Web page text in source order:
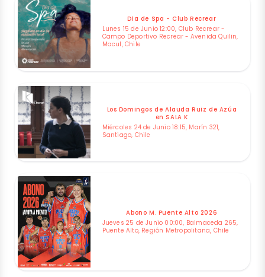
Dia de Spa - Club Recrear
Lunes 15 de Junio 12:00, Club Recrear -
Campo Deportivo Recrear - Avenida Quilin,
Macul, Chile
Los Domingos de Alauda Ruiz de Azúa
en SALA K
Miércoles 24 de Junio 18:15, Marín 321,
Santiago, Chile
Abono M. Puente Alto 2026
Jueves 25 de Junio 00:00, Balmaceda 265,
Puente Alto, Región Metropolitana, Chile